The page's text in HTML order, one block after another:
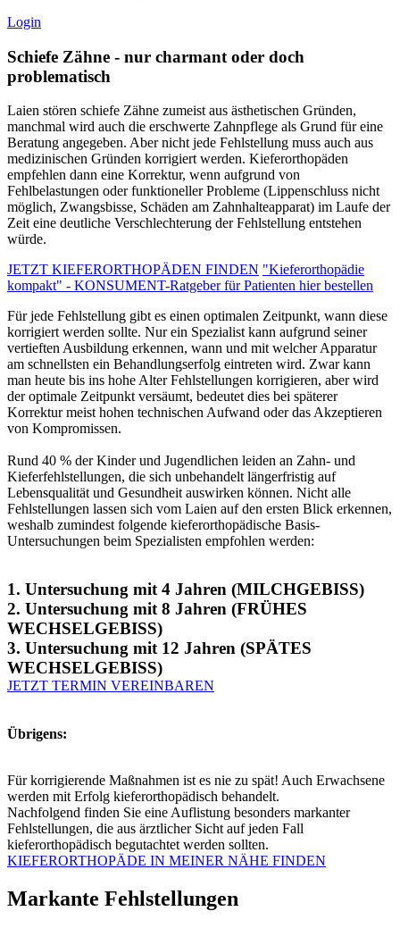
Login
Schiefe Zähne - nur charmant oder doch
problematisch
Laien stören schiefe Zähne zumeist aus ästhetischen Gründen,
manchmal wird auch die erschwerte Zahnpflege als Grund für eine
Beratung angegeben. Aber nicht jede Fehlstellung muss auch aus
medizinischen Gründen korrigiert werden. Kieferorthopäden
empfehlen dann eine Korrektur, wenn aufgrund von
Fehlbelastungen oder funktioneller Probleme (Lippenschluss nicht
möglich, Zwangsbisse, Schäden am Zahnhalteapparat) im Laufe der
Zeit eine deutliche Verschlechterung der Fehlstellung entstehen
würde.
JETZT KIEFERORTHOPÄDEN FINDEN "Kieferorthopädie
kompakt" - KONSUMENT-Ratgeber für Patienten hier bestellen
Für jede Fehlstellung gibt es einen optimalen Zeitpunkt, wann diese
korrigiert werden sollte. Nur ein Spezialist kann aufgrund seiner
vertieften Ausbildung erkennen, wann und mit welcher Apparatur
am schnellsten ein Behandlungserfolg eintreten wird. Zwar kann
man heute bis ins hohe Alter Fehlstellungen korrigieren, aber wird
der optimale Zeitpunkt versäumt, bedeutet dies bei späterer
Korrektur meist hohen technischen Aufwand oder das Akzeptieren
von Kompromissen.
Rund 40 % der Kinder und Jugendlichen leiden an Zahn- und
Kieferfehlstellungen, die sich unbehandelt längerfristig auf
Lebensqualität und Gesundheit auswirken können. Nicht alle
Fehlstellungen lassen sich vom Laien auf den ersten Blick erkennen,
weshalb zumindest folgende kieferorthopädische Basis-
Untersuchungen beim Spezialisten empfohlen werden:
1. Untersuchung mit 4 Jahren (MILCHGEBISS)
2. Untersuchung mit 8 Jahren (FRÜHES
WECHSELGEBISS)
3. Untersuchung mit 12 Jahren (SPÄTES
WECHSELGEBISS)
JETZT TERMIN VEREINBAREN
Übrigens:
Für korrigierende Maßnahmen ist es nie zu spät! Auch Erwachsene
werden mit Erfolg kieferorthopädisch behandelt.
Nachfolgend finden Sie eine Auflistung besonders markanter
Fehlstellungen, die aus ärztlicher Sicht auf jeden Fall
kieferorthopädisch begutachtet werden sollten.
KIEFERORTHOPÄDE IN MEINER NÄHE FINDEN
Markante Fehlstellungen